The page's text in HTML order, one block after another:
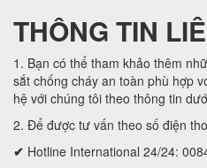
THÔNG TIN
1. Bạn có thể tham khảo thêm
sắt chống cháy an toàn phù hợp
hệ với chúng tôi theo thông tin
2. Để được tư vấn theo số điện
✔ Hotline International 24/24: